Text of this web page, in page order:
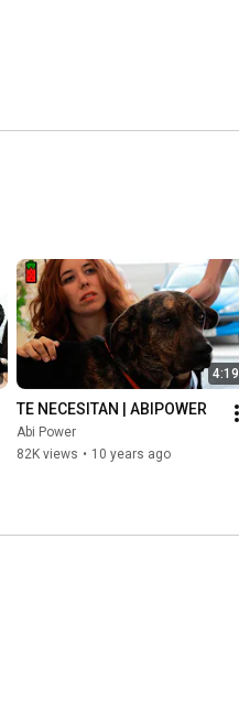
4:19
TE NECESITAN | ABIPOWER
Abi Power
82K views • 10 years ago